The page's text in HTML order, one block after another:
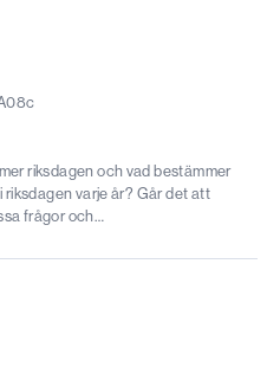
riksdagen och vad bestämmer
varje år? Går det att
frågor och…